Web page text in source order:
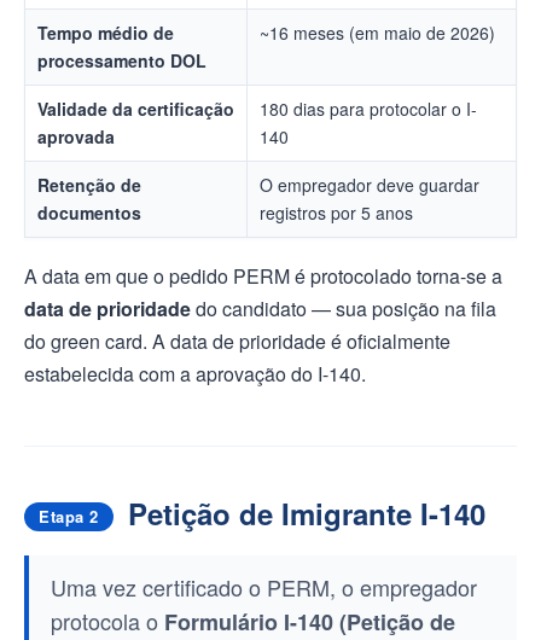
Tempo médio de
processamento DOL
~16 meses (em maio de 2026)
Validade da certificação
aprovada
180 dias para protocolar o I-
140
Retenção de
documentos
O empregador deve guardar
registros por 5 anos
A data em que o pedido PERM é protocolado torna-se a
data de prioridadedo candidato — sua posição na fila
do green card. A data de prioridade é oficialmente
estabelecida com a aprovação do I-140.
Etapa 2 Petição de Imigrante I-140
Uma vez certificado o PERM, o empregador
protocola o Formulário I-140 (Petição de